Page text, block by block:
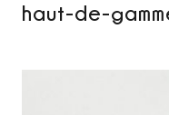
haut-de-